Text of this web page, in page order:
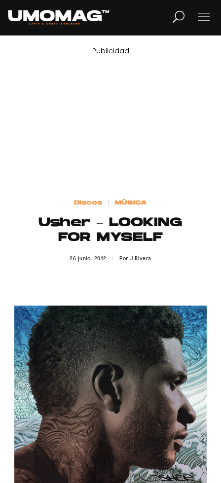
LIFESTYLE
DERECHOS RESERVADOS.
Publicidad
Discos MÚSICA
Usher – LOOKING
FOR MYSELF
26 junio, 2012 Por J Rivera